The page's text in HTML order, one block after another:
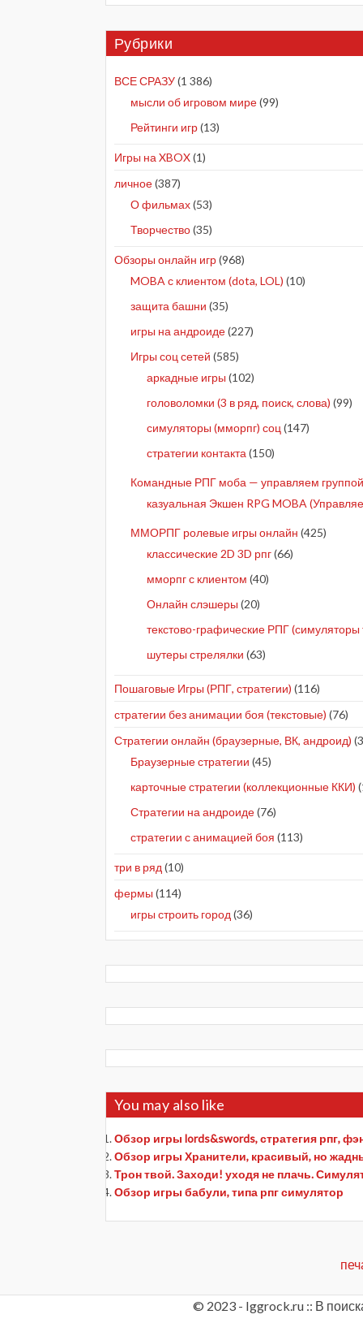
Рубрики
ВСЕ СРАЗУ(1 386)
мысли об игровом мире(99)
Рейтинги игр(13)
Игры на XBOX(1)
личное(387)
О фильмах(53)
Творчество(35)
Обзоры онлайн игр(968)
MOBA с клиентом (dota, LOL) (10)
защита башни (35)
игры на андроиде(227)
Игры соц сетей (585)
аркадные игры (102)
головоломки (3 в ряд, поиск, слова) (99)
симуляторы (мморпг) соц (147)
стратегии контакта (150)
Командные РПГ моба — управляем группой
казуальная Экшен RPG MOBA
ММОРПГ ролевые игры онлайн (425)
классические 2D 3D рпг(66)
мморпг с клиентом (40)
Онлайн слэшеры (20)
текстово-графические РПГ
шутеры стрелялки (63)
Пошаговые Игры (РПГ, стратегии) (116)
стратегии без анимации боя (текстовые) (76)
Стратегии онлайн (браузерные, ВК, андроид)
Браузерные стратегии (45)
карточные стратегии (коллекционные ККИ)
Стратегии на андроиде(76)
стратегии с анимацией боя (113)
три в ряд (10)
фермы (114)
игры строить город (36)
You may also like
Обзор игры lords&swords, стратегия рпг,
Обзор игры Хранители, красивый, но
Трон твой. Заходи! уходя не плачь.
Обзор игры бабули, типа рпг симулятор
© 2023 - Iggrock.ru :: В